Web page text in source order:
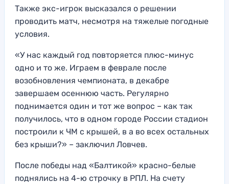
Также экс-игрок высказался о решении
проводить матч, несмотря на тяжелые погодные
условия.
«У нас каждый год повторяется плюс-минус
одно и то же. Играем в феврале после
возобновления чемпионата, в декабре
завершаем осеннюю часть. Регулярно
поднимается один и тот же вопрос – как так
получилось, что в одном городе России стадион
построили к ЧМ с крышей, в а во всех остальных
без крыши?» – заключил Ловчев.
После победы над «Балтикой» красно-белые
поднялись на 4-ю строчку в РПЛ. На счету